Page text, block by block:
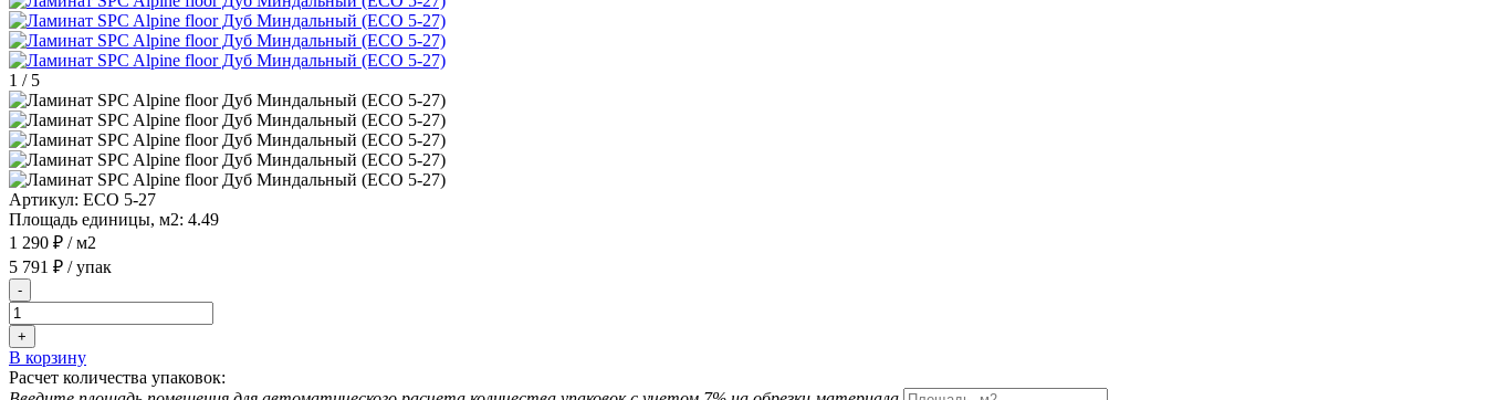
1 / 5
Артикул: ЕСО 5-27
Площадь единицы, м2: 4.49
1 290 ₽ / м2
5 791 ₽ / упак
-
+
В корзину
Расчет количества упаковок: